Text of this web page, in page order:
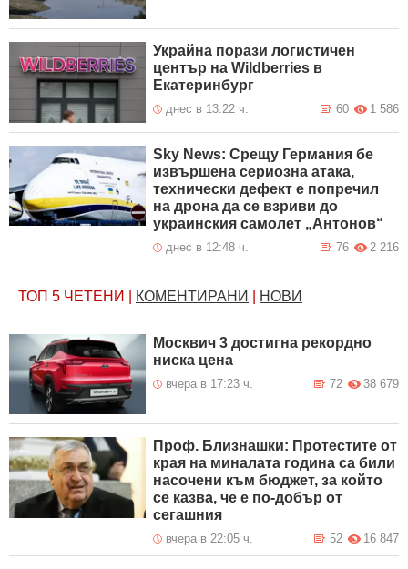
Украйна порази логистичен
център на Wildberries в
Екатеринбург
днес в 13:22 ч. 1 586
60
Sky News: Срещу Германия бе
извършена сериозна атака,
технически дефект е попречил
на дрона да се взриви до
украинския самолет „Антонов“
днес в 12:48 ч. 2 216
76
ТОП 5 ЧЕТЕНИ КОМЕНТИРАНИ НОВИ
Москвич 3 достигна рекордно
ниска цена
вчера в 17:23 ч. 38 679
72
Проф. Близнашки: Протестите от
края на миналата година са били
насочени към бюджет, за който
се казва, че е по-добър от
сегашния
вчера в 22:05 ч. 16 847
52